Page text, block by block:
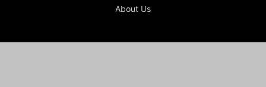
About Us